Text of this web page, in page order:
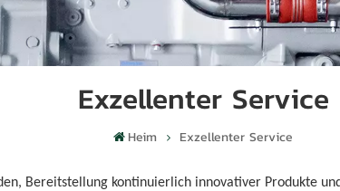
Exzellenter Service
Heim Exzellenter Service
Bereitstellung kontinuierlich innovativer Produkte